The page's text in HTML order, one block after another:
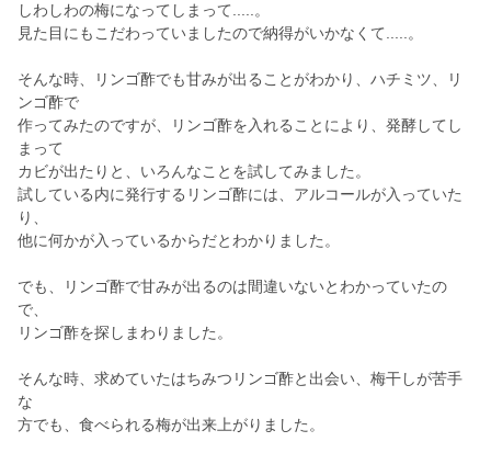
しわしわの梅になってしまって.....。
見た目にもこだわっていましたので納得がいかなくて.....。
そんな時、リンゴ酢でも甘みが出ることがわかり、ハチミツ、リ
ンゴ酢で
作ってみたのですが、リンゴ酢を入れることにより、発酵してし
まって
カビが出たりと、いろんなことを試してみました。
試している内に発行するリンゴ酢には、アルコールが入っていた
り、
他に何かが入っているからだとわかりました。
でも、リンゴ酢で甘みが出るのは間違いないとわかっていたの
で、
リンゴ酢を探しまわりました。
そんな時、求めていたはちみつリンゴ酢と出会い、梅干しが苦手
な
方でも、食べられる梅が出来上がりました。